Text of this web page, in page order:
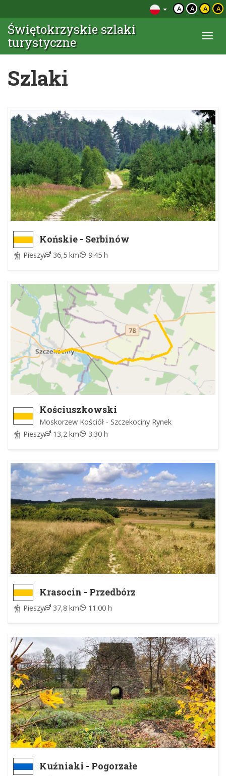
A A A A
Świętokrzyskie szlaki
turystyczne
Szlaki
Końskie - Serbinów
Pieszy 36,5 km 9:45 h
Kościuszkowski
Moskorzew Kościół - Szczekociny Rynek
Pieszy
13,2 km 3:30 h
Krasocin - Przedbórz
Pieszy 37,8 km 11:00 h
Kuźniaki - Pogorzałe